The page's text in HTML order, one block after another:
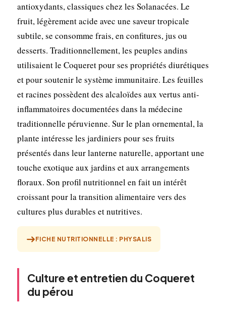
antioxydants, classiques chez les Solanacées. Le
fruit, légèrement acide avec une saveur tropicale
subtile, se consomme frais, en confitures, jus ou
desserts. Traditionnellement, les peuples andins
utilisaient le Coqueret pour ses propriétés diurétiques
et pour soutenir le système immunitaire. Les feuilles
et racines possèdent des alcaloïdes aux vertus anti-
inflammatoires documentées dans la médecine
traditionnelle péruvienne. Sur le plan ornemental, la
plante intéresse les jardiniers pour ses fruits
présentés dans leur lanterne naturelle, apportant une
touche exotique aux jardins et aux arrangements
floraux. Son profil nutritionnel en fait un intérêt
croissant pour la transition alimentaire vers des
cultures plus durables et nutritives.
FICHE NUTRITIONNELLE : PHYSALIS
Culture et entretien du Coqueret
du pérou